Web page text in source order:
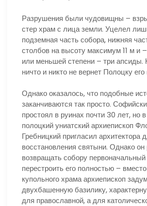
Разрушения были чудовищны –
стер храм с лица земли. Уцелел
подземная часть собора, нижняя
столбов на высоту максимум 11 м и
или меньшей степени – три апсиды.
ничто и никто не вернет Полоцку его
Однако оказалось, что подобные
заканчиваются так просто.
простоял в руинах почти 30 лет, но
полоцкий униатский архиепископ
Гребницкий пригласил архитектора
восстановления святыни. Однако
возвращать собору первоначальный
перестроить его полностью –
купольного храма архиепископ
двухбашенную базилику,
для православной, а для